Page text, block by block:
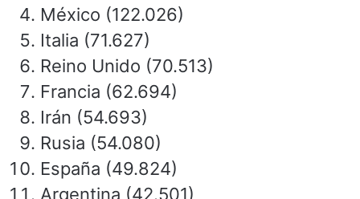
México (122.026)
Italia (71.627)
Reino Unido (70.513)
Francia (62.694)
Irán (54.693)
Rusia (54.080)
España (49.824)
Argentina (42.501)